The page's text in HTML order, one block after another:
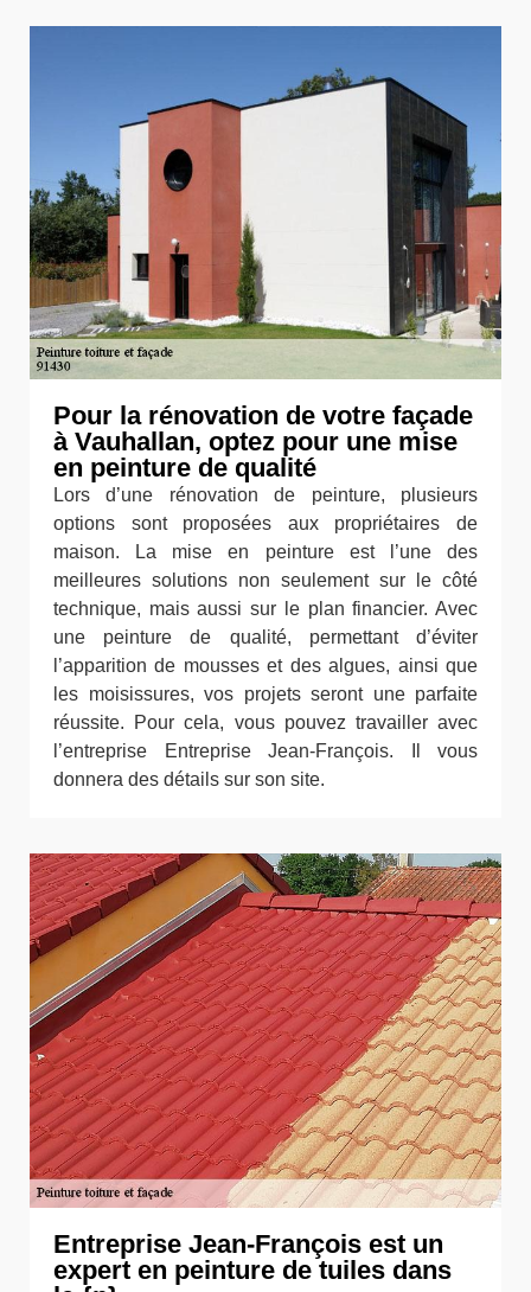
Pour la rénovation de votre façade
à Vauhallan, optez pour une mise
en peinture de qualité
Lors d’une rénovation de peinture, plusieurs
options sont proposées aux propriétaires de
maison. La mise en peinture est l’une des
meilleures solutions non seulement sur le côté
technique, mais aussi sur le plan financier. Avec
une peinture de qualité, permettant d’éviter
l’apparition de mousses et des algues, ainsi que
les moisissures, vos projets seront une parfaite
réussite. Pour cela, vous pouvez travailler avec
l’entreprise Entreprise Jean-François. Il vous
donnera des détails sur son site.
Entreprise Jean-François est un
expert en peinture de tuiles dans